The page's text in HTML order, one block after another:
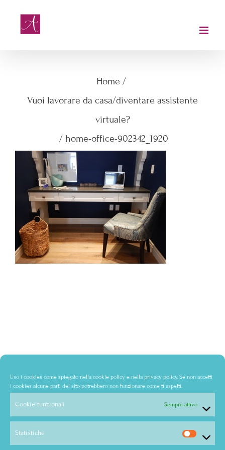
Uso i cookies come spiegato nella cookie policy e nella privacy policy. Se non accetti
i cookies alcune parti del sito potrebbero non funzionare come ti aspetti.
Cookie funzionali Sempre attivo
Statistiche
Home /
Vuoi lavorare da casa/diventare assistente
virtuale?
/ home-office-902342_1920